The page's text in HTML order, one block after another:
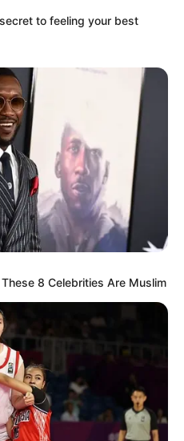
van, de a tarkód fázik.